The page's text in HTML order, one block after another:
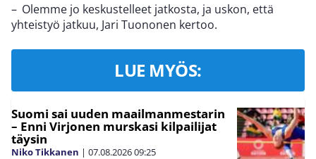
– Olemme jo keskustelleet jatkosta, ja uskon, että
yhteistyö jatkuu, Jari Tuononen kertoo.
LUE MYÖS:
Suomi sai uuden maailmanmestarin
– Enni Virjonen murskasi kilpailijat
täysin
Niko Tikkanen | 07.08.202609:25